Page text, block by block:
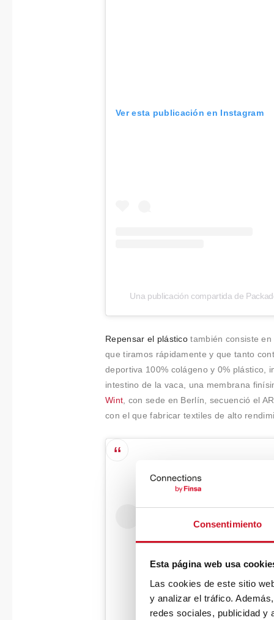
Consentimiento
Esta página web usa
Las cookies de este sitio
y analizar el tráfico.
redes sociales, publicidad y
Ver esta publicación en Instagram
Una publicación compartida de
Repensar el plástico también consiste
que tiramos rápidamente y que tanto
deportiva 100% colágeno y 0% plástico,
intestino de la vaca, una membrana
Wint , con sede en Berlín, secuenció el
con el que fabricar textiles de alto